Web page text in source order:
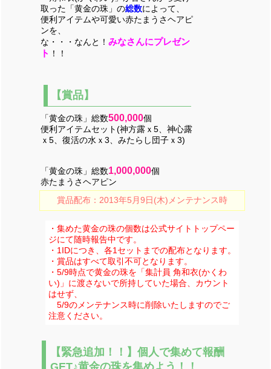
取った「黄金の珠」の総数によって、
便利アイテムや可愛い赤たまうさヘアピ
ンを、
な・・・なんと！みなさんにプレゼン
ト ！！
【賞品】
「黄金の珠」総数500,000個
便利アイテムセット(神方露ｘ5、神心露
ｘ5、復活の水ｘ3、みたらし団子ｘ3)
「黄金の珠」総数1,000,000個
赤たまうさヘアピン
賞品配布：2013年5月9日(木)メンテナンス時
・集めた黄金の珠の個数は公式サイトトップペー
ジにて随時報告中です。
・1IDにつき、各1セットまでの配布となります。
・賞品はすべて取引不可となります。
・5/9時点で黄金の珠を「集計員 角和衣(かくわ
い)」に渡さないで所持していた場合、カウント
はせず、
5/9のメンテナンス時に削除いたしますのでご
注意ください。
【緊急追加！！】個人で集めて報酬
GET♪黄金の珠を集めよう！！